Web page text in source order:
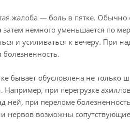
жалоба — боль в пятке.
затем немного уменьшается по
и усиливаться к вечеру. При
болезненность.
бывает обусловлена не только
Например, при перегрузке
ней, при переломе
нервов возможны